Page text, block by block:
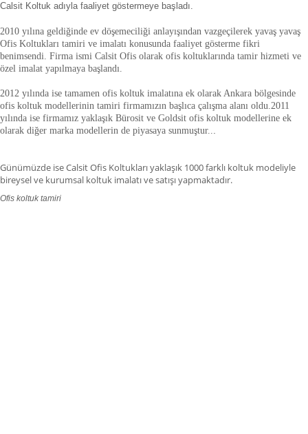
Calsit Koltuk adıyla faaliyet göstermeye başladı.
2010 yılına geldiğinde ev döşemeciliği anlayışından vazgeçilerek yavaş yavaş
Ofis Koltukları tamiri ve imalatı konusunda faaliyet gösterme fikri
benimsendi. Firma ismi Calsit Ofis olarak ofis koltuklarında tamir hizmeti ve
özel imalat yapılmaya başlandı.
2012 yılında ise tamamen ofis koltuk imalatına ek olarak Ankara bölgesinde
ofis koltuk modellerinin tamiri firmamızın başlıca çalışma alanı oldu.2011
yılında ise firmamız yaklaşık Bürosit ve Goldsit ofis koltuk modellerine ek
olarak diğer marka modellerin de piyasaya sunmuştur...
Günümüzde ise Calsit Ofis Koltukları yaklaşık 1000 farklı koltuk modeliyle
bireysel ve kurumsal koltuk imalatı ve satışı yapmaktadır.
Ofis koltuk tamiri